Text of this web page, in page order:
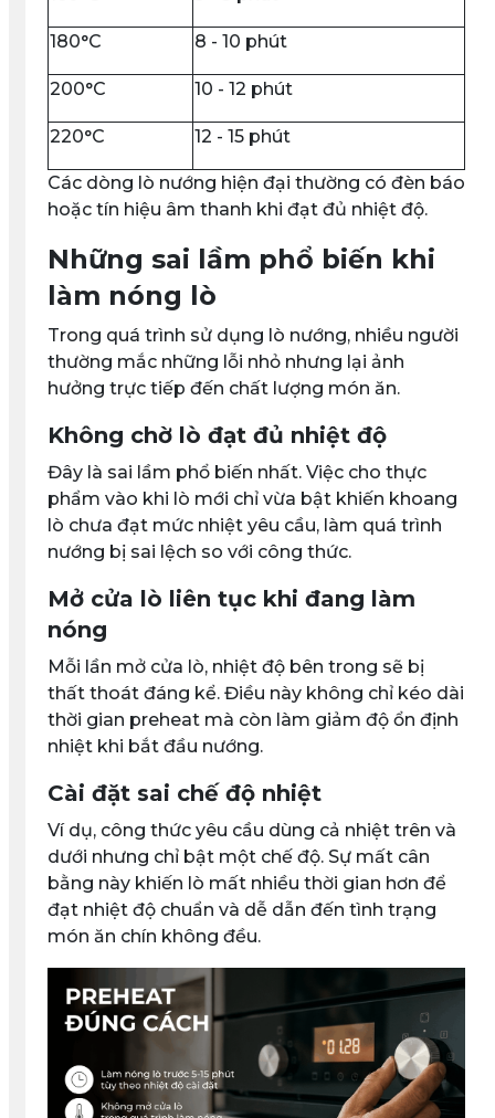
180°C 8 - 10 phút
200°C 10 - 12 phút
220°C 12 - 15 phút
Các dòng lò nướng hiện đại thường có đèn báo
hoặc tín hiệu âm thanh khi đạt đủ nhiệt độ.
Những sai lầm phổ biến khi
làm nóng lò
Trong quá trình sử dụng lò nướng, nhiều người
thường mắc những lỗi nhỏ nhưng lại ảnh
hưởng trực tiếp đến chất lượng món ăn.
Không chờ lò đạt đủ nhiệt độ
Đây là sai lầm phổ biến nhất. Việc cho thực
phẩm vào khi lò mới chỉ vừa bật khiến khoang
lò chưa đạt mức nhiệt yêu cầu, làm quá trình
nướng bị sai lệch so với công thức.
Mở cửa lò liên tục khi đang làm
nóng
Mỗi lần mở cửa lò, nhiệt độ bên trong sẽ bị
thất thoát đáng kể. Điều này không chỉ kéo dài
thời gian preheat mà còn làm giảm độ ổn định
nhiệt khi bắt đầu nướng.
Cài đặt sai chế độ nhiệt
Ví dụ, công thức yêu cầu dùng cả nhiệt trên và
dưới nhưng chỉ bật một chế độ. Sự mất cân
bằng này khiến lò mất nhiều thời gian hơn để
đạt nhiệt độ chuẩn và dễ dẫn đến tình trạng
món ăn chín không đều.